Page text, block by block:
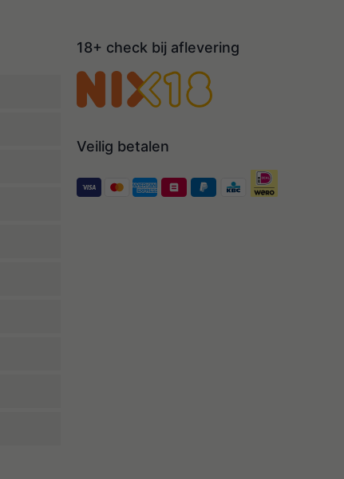
18+ check bij aflevering
Veilig betalen